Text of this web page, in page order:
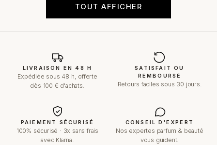
TOUT AFFICHER
LIVRAISON EN 48 H
Expédiée sous 48 h, offerte
dès 100 € d'achats.
SATISFAIT OU
REMBOURSÉ
Retours faciles sous 30 jours.
PAIEMENT SÉCURISÉ
100% sécurisé · 3x sans frais
avec Klarna.
CONSEIL D'EXPERT
Nos expertes parfum & beauté
vous guident.